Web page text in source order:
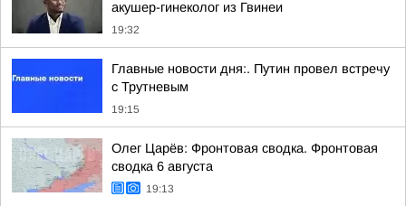
акушер-гинеколог из Гвинеи
19:32
Главные новости дня:. Путин провел встречу
с Трутневым
19:15
Олег Царёв: Фронтовая сводка. Фронтовая
сводка 6 августа
19:13